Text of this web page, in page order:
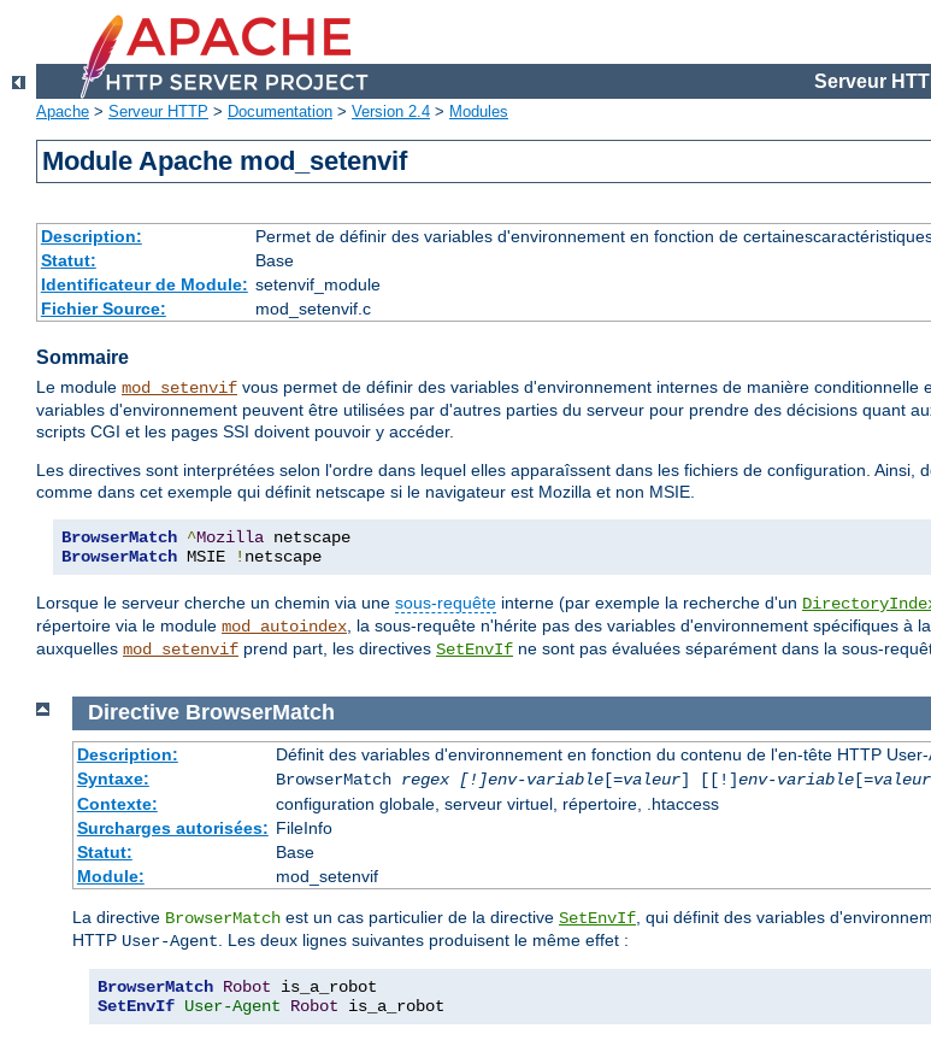
Serveur
Apache > Serveur HTTP > Documentation > Version 2.4 > Modules
Module Apache mod_setenvif
Description:
Permet de définir des variables d'environnement en fonction de
Statut:
Base
Identificateur de Module: setenvif_module
Fichier Source:
mod_setenvif.c
Sommaire
Le module mod_setenvif vous permet de définir des variables d'environnement internes de manière conditionnelle
variables d'environnement peuvent être utilisées par d'autres parties du serveur pour prendre des décisions quant
scripts CGI et les pages SSI doivent pouvoir y accéder.
Les directives sont interprétées selon l'ordre dans lequel elles apparaîssent dans les fichiers de configuration. Ainsi,
comme dans cet exemple qui définit netscape si le navigateur est Mozilla et non MSIE.
BrowserMatch ^Mozilla
BrowserMatch MSIE ! netscape
Lorsque le serveur cherche un chemin via une sous-requête interne (par exemple la recherche d'un
répertoire via le module mod_autoindex, la sous-requête n'hérite pas des variables d'environnement spécifiques à
auxquelles mod_setenvif prend part, les directives SetEnvIf ne sont pas évaluées séparément dans la sous-
Directive BrowserMatch
Description:
Définit des variables d'environnement en fonction du contenu de l'en-tête HTTP
Syntaxe:
BrowserMatch regex [!]env-variable[=valeur] [[!]env-variable[=valeur
Contexte:
configuration globale, serveur virtuel, répertoire, .htaccess
Surcharges autorisées: FileInfo
Statut:
Base
Module:
mod_setenvif
La directive BrowserMatch est un cas particulier de la directive SetEnvIf , qui définit des variables
HTTP User-Agent . Les deux lignes suivantes produisent le même effet :
BrowserMatch Robot
SetEnvIf User-Agent Robot is_a_robot